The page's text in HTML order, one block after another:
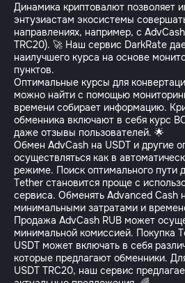
Динамика криптовалют позволяет
энтузиастам экосистемы
направлениях, например, с
TRC20). 🚀 Наш сервис DarkRate
наилучшего курса на основе
пунктов.
Оптимальные курсы для
можно найти с помощью
времени собирает информацию.
обменника включают в себя курс
даже отзывы пользователей. 🌟
Обмен AdvCash на USDT и другие
осуществляться как в
режиме. Поиск оптимального пути
Tether становится проще с
сервиса. Обменять Advanced Cash
минимальными затратами и
Продажа AdvCash RUB может
минимальной комиссией. Покупка
USDT может включать в себя
которые предлагают обменники.
USDT TRC20, наш сервис